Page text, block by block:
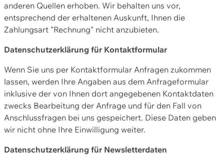
anderen Quellen erhoben. Wir behalten uns vor,
entsprechend der erhaltenen Auskunft, Ihnen die
Zahlungsart "Rechnung" nicht anzubieten.
Datenschutzerklärung für Kontaktformular
Wenn Sie uns per Kontaktformular Anfragen zukommen
lassen, werden Ihre Angaben aus dem Anfrageformular
inklusive der von Ihnen dort angegebenen Kontaktdaten
zwecks Bearbeitung der Anfrage und für den Fall von
Anschlussfragen bei uns gespeichert. Diese Daten geben
wir nicht ohne Ihre Einwilligung weiter.
Datenschutzerklärung für Newsletterdaten